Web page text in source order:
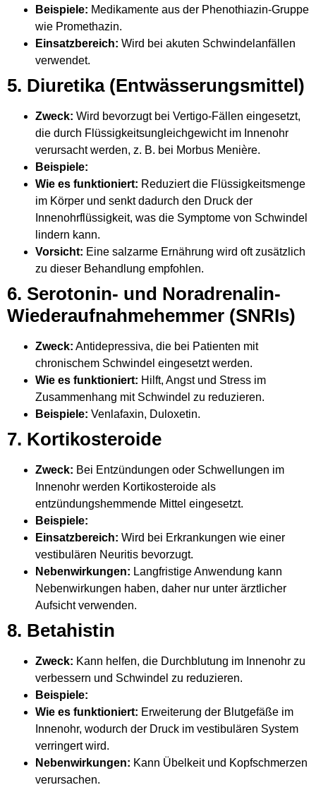
Beispiele: Medikamente aus der Phenothiazin-Gruppe
wie Promethazin.
Einsatzbereich: Wird bei akuten Schwindelanfällen
verwendet.
5. Diuretika (Entwässerungsmittel)
Zweck: Wird bevorzugt bei Vertigo-Fällen eingesetzt,
die durch Flüssigkeitsungleichgewicht im Innenohr
verursacht werden, z. B. bei Morbus Menière.
Beispiele:
Wie es funktioniert: Reduziert die Flüssigkeitsmenge
im Körper und senkt dadurch den Druck der
Innenohrflüssigkeit, was die Symptome von Schwindel
lindern kann.
Vorsicht: Eine salzarme Ernährung wird oft zusätzlich
zu dieser Behandlung empfohlen.
6. Serotonin- und Noradrenalin-
Wiederaufnahmehemmer (SNRIs)
Zweck: Antidepressiva, die bei Patienten mit
chronischem Schwindel eingesetzt werden.
Wie es funktioniert: Hilft, Angst und Stress im
Zusammenhang mit Schwindel zu reduzieren.
Beispiele: Venlafaxin, Duloxetin.
7. Kortikosteroide
Zweck: Bei Entzündungen oder Schwellungen im
Innenohr werden Kortikosteroide als
entzündungshemmende Mittel eingesetzt.
Beispiele:
Einsatzbereich: Wird bei Erkrankungen wie einer
vestibulären Neuritis bevorzugt.
Nebenwirkungen: Langfristige Anwendung kann
Nebenwirkungen haben, daher nur unter ärztlicher
Aufsicht verwenden.
8. Betahistin
Zweck: Kann helfen, die Durchblutung im Innenohr zu
verbessern und Schwindel zu reduzieren.
Beispiele:
Wie es funktioniert: Erweiterung der Blutgefäße im
Innenohr, wodurch der Druck im vestibulären System
verringert wird.
Nebenwirkungen: Kann Übelkeit und Kopfschmerzen
verursachen.